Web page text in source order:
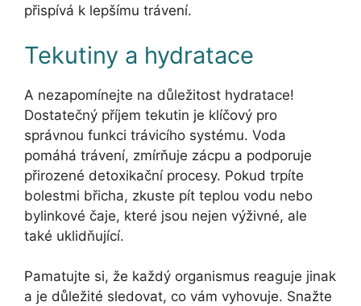
přispívá k lepšímu trávení.
Tekutiny a hydratace
A nezapomínejte na důležitost hydratace!
Dostatečný příjem tekutin je klíčový pro
správnou funkci trávicího systému. Voda
pomáhá trávení, zmírňuje zácpu a podporuje
přirozené detoxikační procesy. Pokud trpíte
bolestmi břicha, zkuste pít teplou vodu nebo
bylinkové čaje, které jsou nejen výživné, ale
také uklidňující.
Pamatujte si, že každý organismus reaguje jinak
a je důležité sledovat, co vám vyhovuje. Snažte